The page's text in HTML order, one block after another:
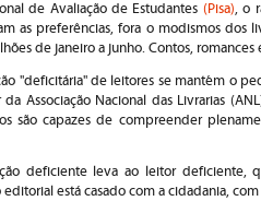
de Avaliação de Estudantes (Pisa), o
as preferências, fora o modismos dos
de janeiro a junho. Contos,
"deficitária" de leitores se mantém o
Associação Nacional das Livrarias
são capazes de compreender
deficiente leva ao leitor deficiente,
editorial está casado com a cidadania,